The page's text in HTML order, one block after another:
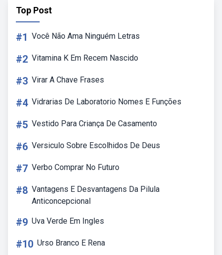
Top Post
#1 Você Não Ama Ninguém Letras
#2 Vitamina K Em Recem Nascido
#3 Virar A Chave Frases
#4 Vidrarias De Laboratorio Nomes E Funções
#5 Vestido Para Criança De Casamento
#6 Versiculo Sobre Escolhidos De Deus
#7 Verbo Comprar No Futuro
#8 Vantagens E Desvantagens Da Pilula
Anticoncepcional
#9 Uva Verde Em Ingles
#10 Urso Branco E Rena